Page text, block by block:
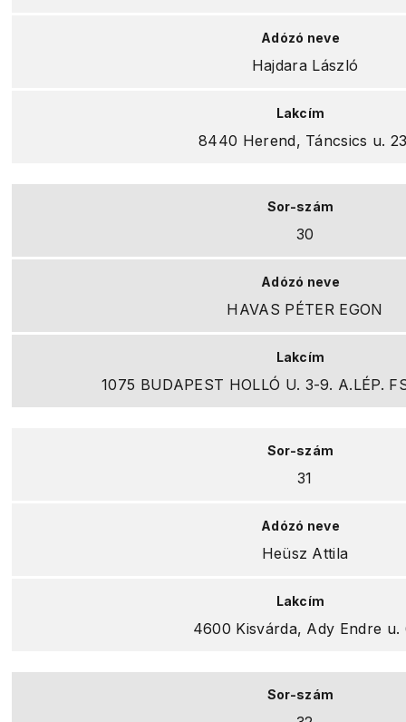
Hajdara László
8440 Herend, Táncsics u.
30
HAVAS PÉTER EGON
1075 BUDAPEST HOLLÓ U. 3-9. A.LÉP.
31
Heüsz Attila
4600 Kisvárda, Ady Endre u.